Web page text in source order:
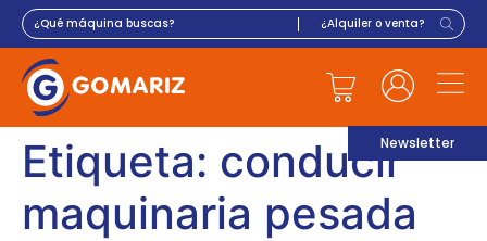
Newsletter
Etiqueta: conducir
maquinaria pesada